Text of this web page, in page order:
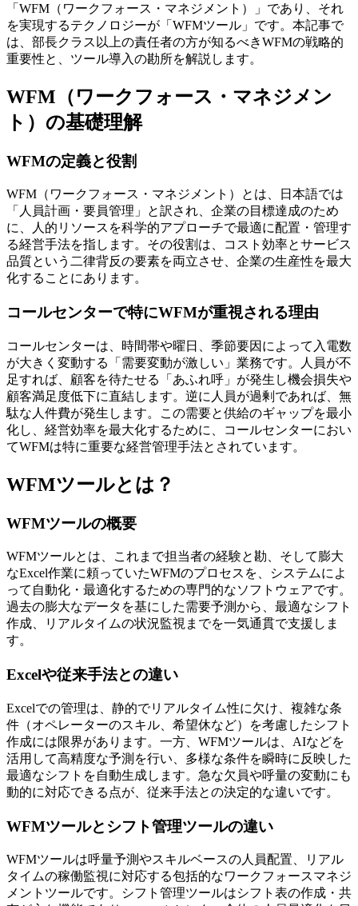
「WFM（ワークフォース・マネジメント）」であり、それ
を実現するテクノロジーが「WFMツール」です。本記事で
は、部長クラス以上の責任者の方が知るべきWFMの戦略的
重要性と、ツール導入の勘所を解説します。
WFM（ワークフォース・マネジメン
ト）の基礎理解
WFMの定義と役割
WFM（ワークフォース・マネジメント）とは、日本語では
「人員計画・要員管理」と訳され、 企業の目標達成のため
に、人的リソースを科学的アプローチで最適に配置・管理す
る経営手法を指します。その役割は、コスト効率とサービス
品質という二律背反の要素を両立させ、企業の生産性を最大
化することにあります。
コールセンターで特にWFMが重視される理由
コールセンターは、時間帯や曜日、季節要因によって入電数
が大きく変動する「需要変動が激しい」業務です。人員が不
足すれば、顧客を待たせる「あふれ呼」が発生し機会損失や
顧客満足度低下に直結します。逆に人員が過剰であれば、無
駄な人件費が発生します。
この需要と供給のギャップを最小
化し、経営効率を最大化するために、コールセンターにおい
てWFMは特に重要な経営管理手法とされています。
WFMツールとは？
WFMツールの概要
WFMツールとは、これまで担当者の経験と勘、そして膨大
なExcel作業に頼っていたWFMのプロセスを、
システムによ
って自動化・最適化するための専門的なソフトウェアです。
過去の膨大なデータを基にした需要予測から、最適なシフト
作成、リアルタイムの状況監視までを一気通貫で支援しま
す。
Excelや従来手法との違い
Excelでの管理は、静的でリアルタイム性に欠け、複雑な条
件（オペレーターのスキル、希望休など）を考慮したシフト
作成には限界があります。一方、WFMツールは、 AIなどを
活用して高精度な予測を行い、多様な条件を瞬時に反映した
最適なシフトを自動生成します。急な欠員や呼量の変動にも
動的に対応できる点が、従来手法との決定的な違いです。
WFMツールとシフト管理ツールの違い
WFMツールは呼量予測やスキルベースの人員配置、リアル
タイムの稼働監視に対応する包括的なワークフォースマネジ
メントツールです。シフト管理ツールはシフト表の作成・共